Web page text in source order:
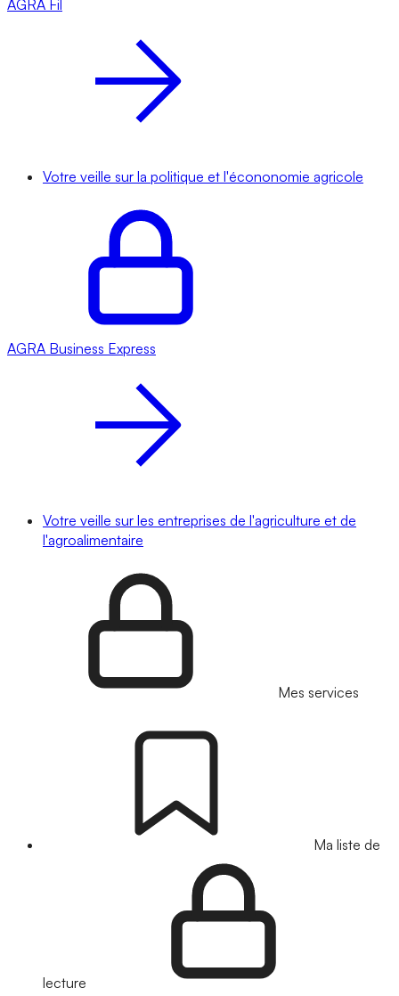
AGRA Fil
Votre veille sur la politique et l'écononomie agricole
AGRA Business Express
Votre veille sur les entreprises de l'agriculture et de
l'agroalimentaire
Mes services
Ma liste de
lecture